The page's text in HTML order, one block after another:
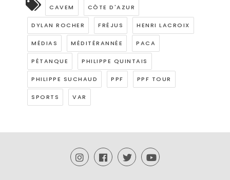
CAVEM CÔTE D'AZUR
DYLAN ROCHER FRÉJUS HENRI LACROIX
MÉDIAS MÉDITÉRANNÉE PACA
PÉTANQUE PHILIPPE QUINTAIS
PHILIPPE SUCHAUD PPF PPF TOUR
SPORTS VAR